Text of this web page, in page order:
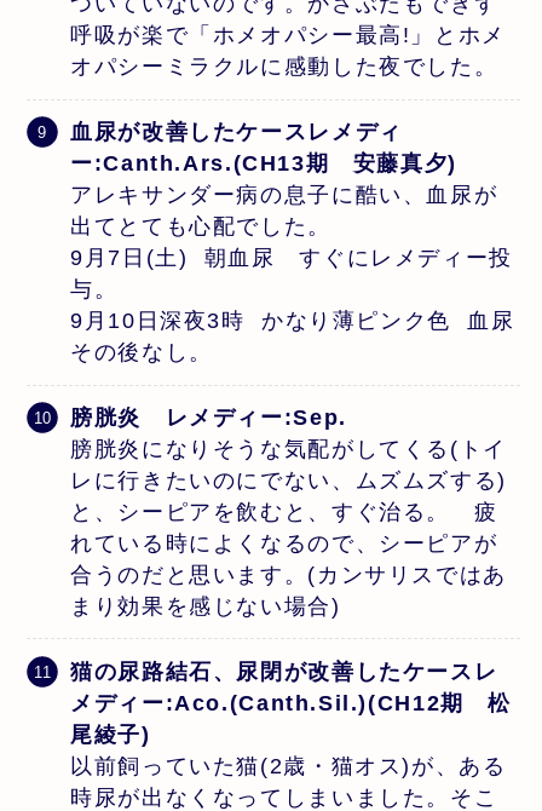
呼吸が楽で「ホメオパシー最高!」とホメ
オパシーミラクルに感動した夜でした。
血尿が改善したケースレメディ
ー:Canth.Ars.(CH13期 安藤真夕)
アレキサンダー病の息子に酷い、血尿が
出てとても心配でした。
9月7日(土) 朝血尿 すぐにレメディー投
与。
9月10日深夜3時 かなり薄ピンク色 血尿
その後なし。
膀胱炎 レメディー:Sep.
膀胱炎になりそうな気配がしてくる(トイ
レに行きたいのにでない、ムズムズする)
と、シーピアを飲むと、すぐ治る。 疲
れている時によくなるので、シーピアが
合うのだと思います。(カンサリスではあ
まり効果を感じない場合)
猫の尿路結石、尿閉が改善したケースレ
メディー:Aco.(Canth.Sil.)(CH12期 松
尾綾子)
以前飼っていた猫(2歳・猫オス)が、ある
時尿が出なくなってしまいました。そこ